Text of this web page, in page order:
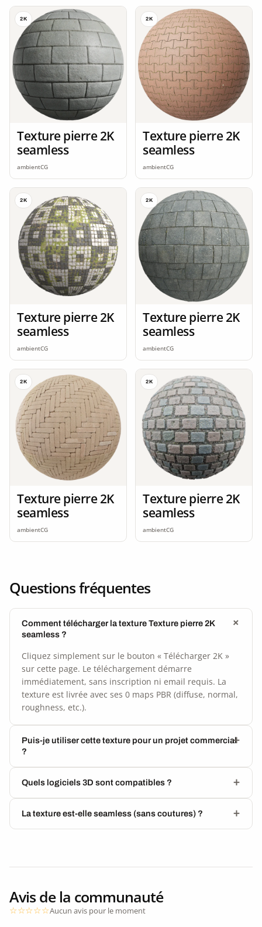
2K
Texture pierre 2K
seamless
ambientCG
2K
Texture pierre 2K
seamless
ambientCG
2K
Texture pierre 2K
seamless
ambientCG
2K
Texture pierre 2K
seamless
ambientCG
2K
Texture pierre 2K
seamless
ambientCG
2K
Texture pierre 2K
seamless
ambientCG
Questions fréquentes
Comment télécharger la texture Texture pierre 2K
seamless ?
Cliquez simplement sur le bouton « Télécharger 2K »
sur cette page. Le téléchargement démarre
immédiatement, sans inscription ni email requis. La
texture est livrée avec ses 0 maps PBR (diffuse, normal,
roughness, etc.).
Puis-je utiliser cette texture pour un projet commercial
?
Quels logiciels 3D sont compatibles ?
La texture est-elle seamless (sans coutures) ?
Avis de la communauté
Aucun avis pour le moment